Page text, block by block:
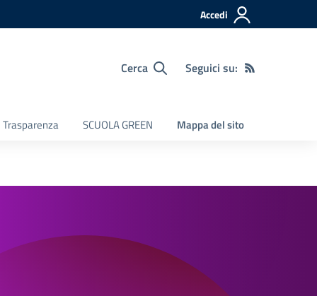
Accedi
Cerca Seguici su:
SCUOLA GREEN Mappa del sito